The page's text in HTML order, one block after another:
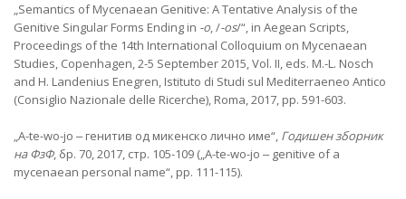
„Semantics of Mycenaean Genitive: A Tentative Analysis of the
Genitive Singular Forms Ending in -o, /-os/“, in Aegean Scripts,
Proceedings of the 14th International Colloquium on Mycenaean
Studies, Copenhagen, 2-5 September 2015, Vol. II, eds. M.-L. Nosch
and H. Landenius Enegren, Istituto di Studi sul Mediterraeneo Antico
(Consiglio Nazionale delle Ricerche), Roma, 2017, pp. 591-603.
„A-te-wo-jo ‒ генитив од микенско лично име“, Годишен зборник
на ФзФ, бр. 70, 2017, стр. 105-109 („A-te-wo-jo ‒ genitive of a
mycenaean personal name“, pp. 111-115).